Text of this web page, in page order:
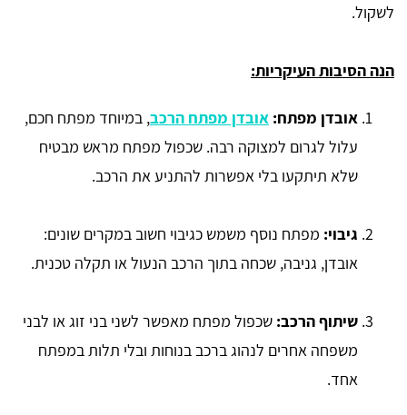
לשקול.
הנה הסיבות העיקריות:
אובדן מפתח: אובדן מפתח הרכב, במיוחד מפתח חכם,
עלול לגרום למצוקה רבה. שכפול מפתח מראש מבטיח
שלא תיתקעו בלי אפשרות להתניע את הרכב.
גיבוי: מפתח נוסף משמש כגיבוי חשוב במקרים שונים:
אובדן, גניבה, שכחה בתוך הרכב הנעול או תקלה טכנית.
שיתוף הרכב: שכפול מפתח מאפשר לשני בני זוג או לבני
משפחה אחרים לנהוג ברכב בנוחות ובלי תלות במפתח
אחד.